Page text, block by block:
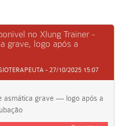
no Xlung Trainer -
grave, logo após a
- 27/10/2025 15:07
asmática grave — logo após a